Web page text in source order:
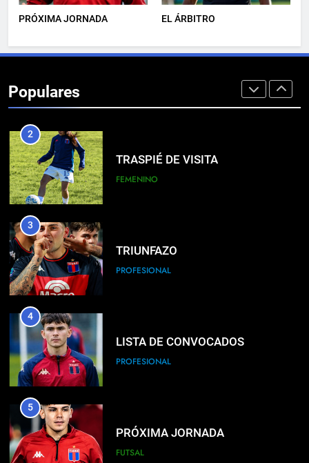
PRÓXIMA JORNADA EL ÁRBITRO
Populares
2
TRASPIÉ DE VISITA
FEMENINO
3
TRIUNFAZO
PROFESIONAL
4
LISTA DE CONVOCADOS
PROFESIONAL
5
PRÓXIMA JORNADA
FUTSAL